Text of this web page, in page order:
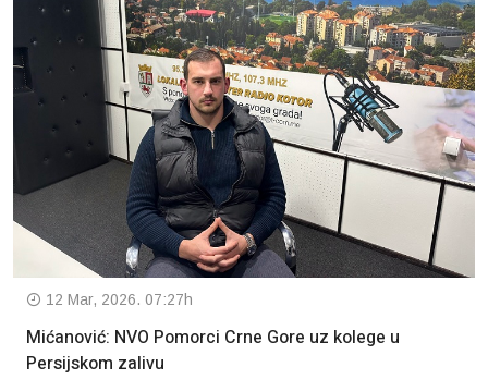
12 Mar, 2026. 07:27h
Mićanović: NVO Pomorci Crne Gore uz kolege u
Persijskom zalivu